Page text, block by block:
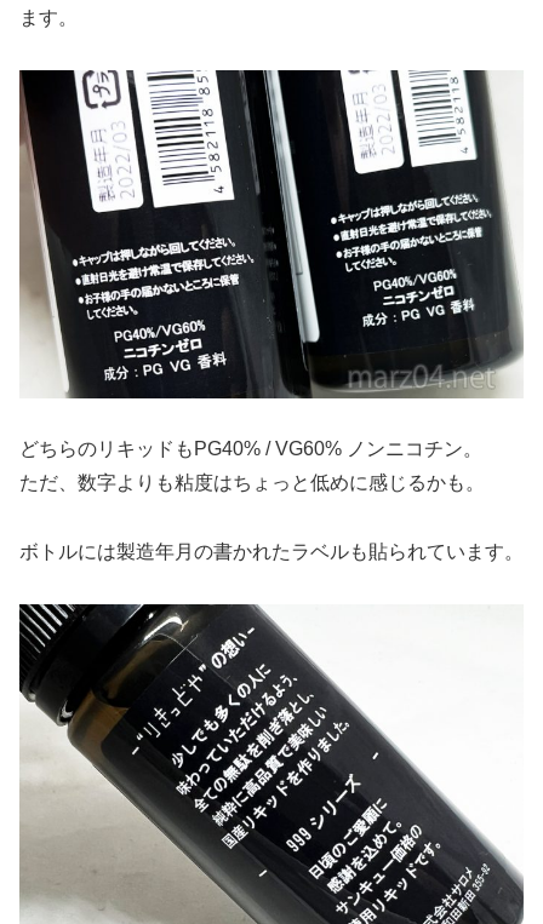
ます。
どちらのリキッドもPG40% / VG60% ノンニコチン。
ただ、数字よりも粘度はちょっと低めに感じるかも。
ボトルには製造年月の書かれたラベルも貼られています。